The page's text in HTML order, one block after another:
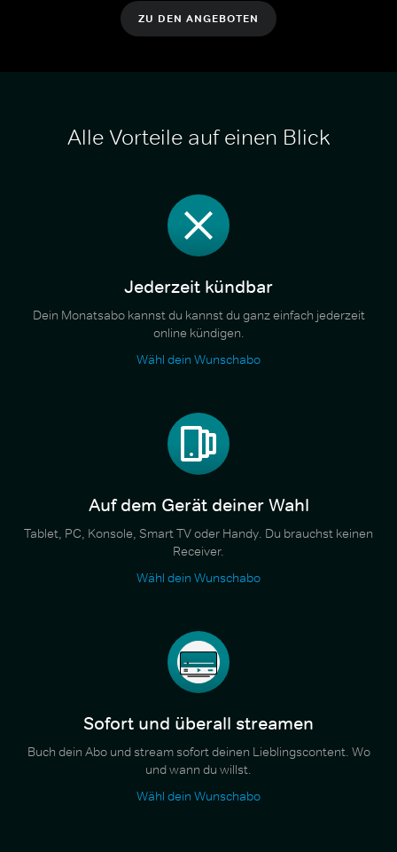
ZU DEN ANGEBOTEN
Alle Vorteile auf einen Blick
Jederzeit kündbar
Dein Monatsabo kannst du kannst du ganz einfach jederzeit
online kündigen.
Wähl dein Wunschabo
Auf dem Gerät deiner Wahl
Tablet, PC, Konsole, Smart TV oder Handy. Du brauchst keinen
Receiver.
Wähl dein Wunschabo
Sofort und überall streamen
Buch dein Abo und stream sofort deinen Lieblingscontent. Wo
und wann du willst.
Wähl dein Wunschabo